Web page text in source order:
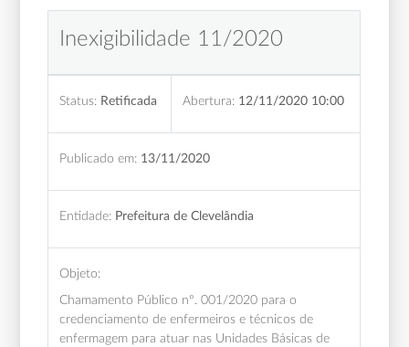
Inexigibilidade 11/2020
Status: Retificada Abertura: 12/11/2020 10:00
Publicado em: 13/11/2020
Entidade: Prefeitura de Clevelândia
Objeto:
Chamamento Público nº. 001/2020 para o
credenciamento de enfermeiros e técnicos de
enfermagem para atuar nas Unidades Básicas de